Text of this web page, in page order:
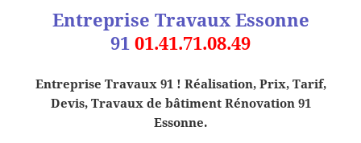
Entreprise Travaux Essonne
91 01.41.71.08.49
Entreprise Travaux 91 ! Réalisation, Prix, Tarif,
Devis, Travaux de bâtiment Rénovation 91
Essonne.